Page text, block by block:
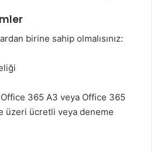
birine sahip olmalısınız:
365 A3 veya Office 365
üzeri ücretli veya deneme